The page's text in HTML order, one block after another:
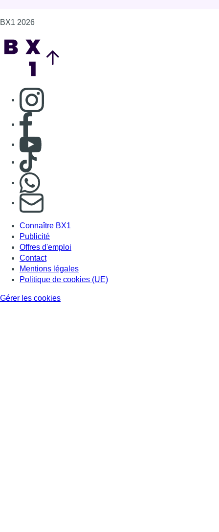
BX1 2026
Consulter page Instagram
Consulter page Facebook
Consulter Youtube
Consulter TikTok
S'abonner à notre newsletter
Connaître BX1
Publicité
Offres d'emploi
Contact
Mentions légales
Politique de cookies (UE)
Gérer les cookies